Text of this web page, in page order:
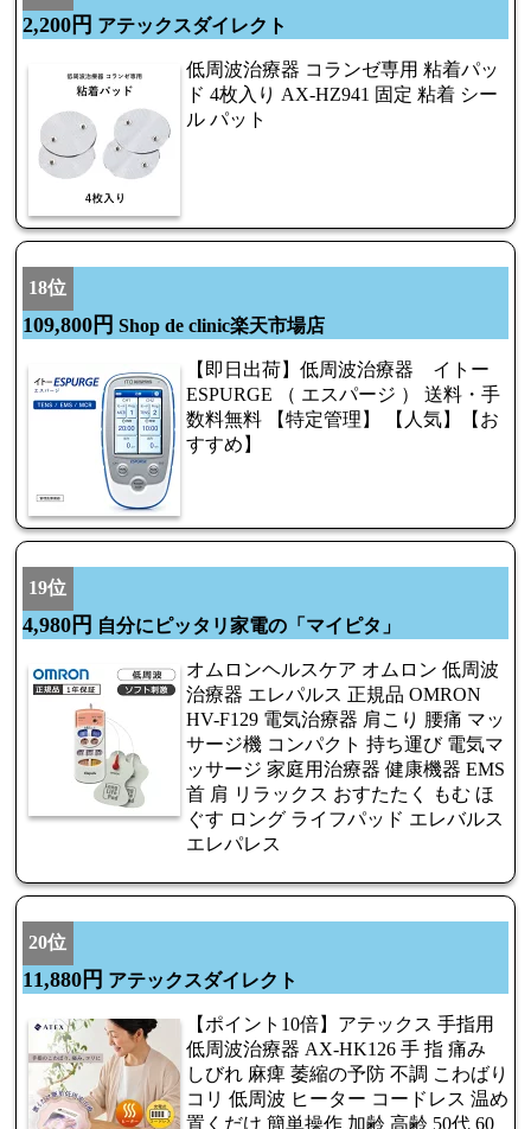
2,200円 アテックスダイレクト
低周波治療器 コランゼ専用 粘着パッ
ド 4枚入り AX-HZ941 固定 粘着 シー
ル パット
18位
109,800円 Shop de clinic楽天市場店
【即日出荷】低周波治療器 イトー
ESPURGE （ エスパージ ） 送料・手
数料無料 【特定管理】 【人気】【お
すすめ】
19位
4,980円 自分にピッタリ家電の「マイピタ」
オムロンヘルスケア オムロン 低周波
治療器 エレパルス 正規品 OMRON
HV-F129 電気治療器 肩こり 腰痛 マッ
サージ機 コンパクト 持ち運び 電気マ
ッサージ 家庭用治療器 健康機器 EMS
首 肩 リラックス おすたたく もむ ほ
ぐす ロング ライフパッド エレバルス
エレパレス
20位
11,880円 アテックスダイレクト
【ポイント10倍】アテックス 手指用
低周波治療器 AX-HK126 手 指 痛み
しびれ 麻痺 萎縮の予防 不調 こわばり
コリ 低周波 ヒーター コードレス 温め
置くだけ 簡単操作 加齢 高齢 50代 60